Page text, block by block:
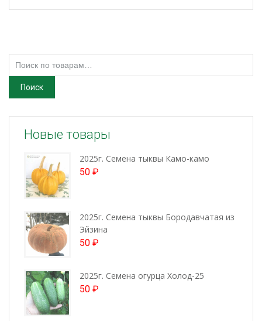
Искать:
Поиск
Новые товары
2025г. Семена тыквы Камо-камо
50 ₽
2025г. Семена тыквы Бородавчатая из
Эйзина
50 ₽
2025г. Семена огурца Холод-25
50 ₽